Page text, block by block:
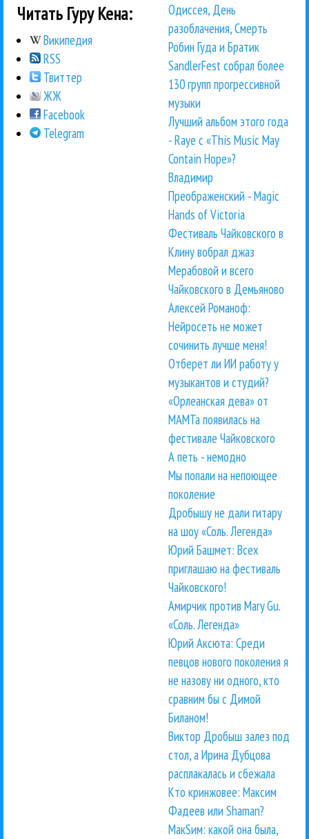
Читать Гуру Кена:
Википедия
RSS
Твиттер
ЖЖ
Facebook
Telegram
Одиссея, День
разоблачения, Смерть
Робин Гуда и Братик
SandlerFest собрал более
130 групп прогрессивной
музыки
Лучший альбом этого года
- Raye с «This Music May
Contain Hope»?
Владимир
Преображенский - Magic
Hands of Victoria
Фестиваль Чайковского в
Клину вобрал джаз
Мерабовой и всего
Чайковского в Демьяново
Алексей Романоф:
Нейросеть не может
сочинить лучше меня!
Отберет ли ИИ работу у
музыкантов и студий?
«Орлеанская дева» от
МАМТа появилась на
фестивале Чайковского
А петь - немодно
Мы попали на непоющее
поколение
Дробышу не дали гитару
на шоу «Соль. Легенда»
Юрий Башмет: Всех
приглашаю на фестиваль
Чайковского!
Амирчик против Mary Gu.
«Соль. Легенда»
Юрий Аксюта: Среди
певцов нового поколения я
не назову ни одного, кто
сравним бы с Димой
Биланом!
Виктор Дробыш залез под
стол, а Ирина Дубцова
расплакалась и сбежала
Кто кринжовее: Максим
Фадеев или Shaman?
МакSим: какой она была,